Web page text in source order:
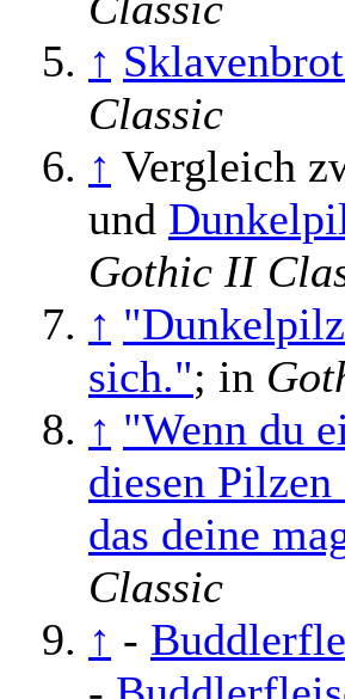
↑
Classic
↑ Vergleich
und
Gothic II
↑
sich."; in
↑ "Wenn du
diesen
das deine
Classic
↑ -